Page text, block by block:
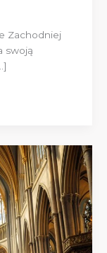
Zachodniej
swoją